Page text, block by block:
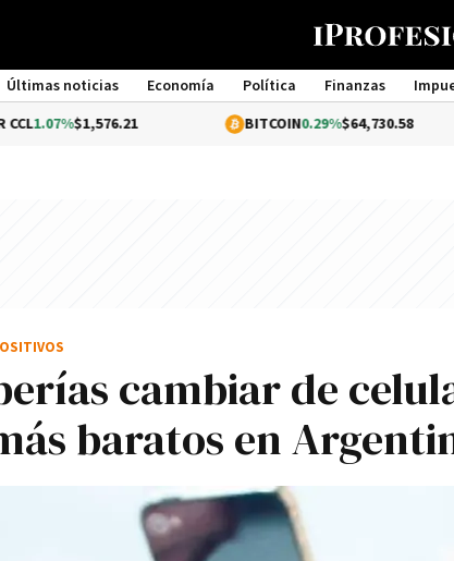
Últimas noticias Economía Política Finanzas
0.29%$64,730.58
cambiar de
baratos en